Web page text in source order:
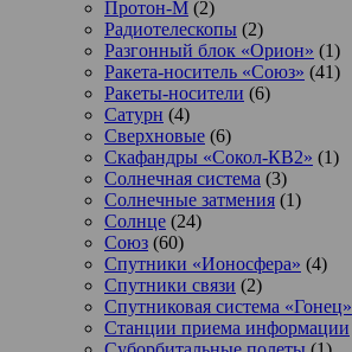
Протон-М (2)
Радиотелескопы (2)
Разгонный блок «Орион» (1)
Ракета-носитель «Союз» (41)
Ракеты-носители (6)
Сатурн (4)
Сверхновые (6)
Скафандры «Сокол-КВ2» (1)
Солнечная система (3)
Солнечные затмения (1)
Солнце (24)
Союз (60)
Спутники «Ионосфера» (4)
Спутники связи (2)
Спутниковая система «Гонец»
Станции приема информации